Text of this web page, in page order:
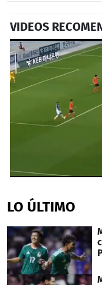
VIDEOS
of
36
LO ÚLTIMO